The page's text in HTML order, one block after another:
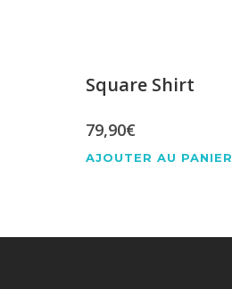
Square Shirt
79,90€
AJOUTER AU PANIER